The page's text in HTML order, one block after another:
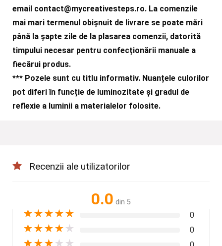
email contact@mycreativesteps.ro. La comenzile
mai mari termenul obișnuit de livrare se poate mări
până la șapte zile de la plasarea comenzii, datorită
timpului necesar pentru confecționării manuale a
fiecărui produs.
*** Pozele sunt cu titlu informativ. Nuanțele culorilor
pot diferi în funcție de luminozitate și gradul de
reflexie a luminii a materialelor folosite.
Recenzii ale utilizatorilor
0.0 din 5
★★★★★ 0
★★★★ ★ 0
★★★ ★ ★